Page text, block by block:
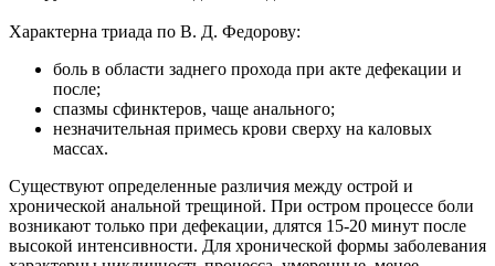
Характерна триада по В. Д. Федорову:
боль в области заднего прохода при акте дефекации и
после;
спазмы сфинктеров, чаще анального;
незначительная примесь крови сверху на каловых
массах.
Существуют определенные различия между острой и
хронической анальной трещиной. При остром процессе боли
возникают только при дефекации, длятся 15-20 минут после
высокой интенсивности. Для хронической формы заболевания